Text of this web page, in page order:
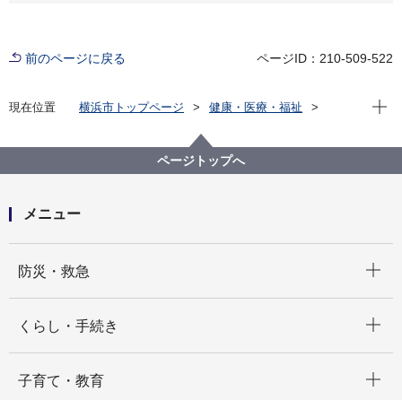
前のページに戻る ページID：210-509-522
現在位置 横浜市トップページ
健康・医療・福祉
ホームレスと人権
現在
ページトップへ
メニュー
防災・救急
くらし・手続き
子育て・教育